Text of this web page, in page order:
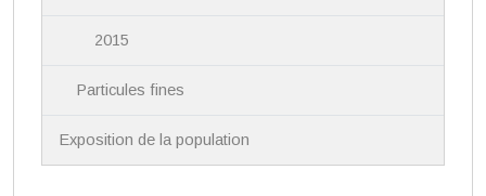
2015
Particules fines
Exposition de la population